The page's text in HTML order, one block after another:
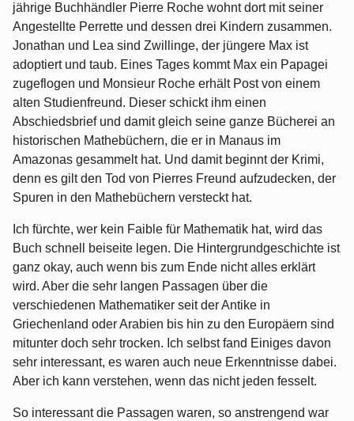
jährige Buchhändler Pierre Roche wohnt dort mit seiner
Angestellte Perrette und dessen drei Kindern zusammen.
Jonathan und Lea sind Zwillinge, der jüngere Max ist
adoptiert und taub. Eines Tages kommt Max ein Papagei
zugeflogen und Monsieur Roche erhält Post von einem
alten Studienfreund. Dieser schickt ihm einen
Abschiedsbrief und damit gleich seine ganze Bücherei an
historischen Mathebüchern, die er in Manaus im
Amazonas gesammelt hat. Und damit beginnt der Krimi,
denn es gilt den Tod von Pierres Freund aufzudecken, der
Spuren in den Mathebüchern versteckt hat.
Ich fürchte, wer kein Faible für Mathematik hat, wird das
Buch schnell beiseite legen. Die Hintergrundgeschichte ist
ganz okay, auch wenn bis zum Ende nicht alles erklärt
wird. Aber die sehr langen Passagen über die
verschiedenen Mathematiker seit der Antike in
Griechenland oder Arabien bis hin zu den Europäern sind
mitunter doch sehr trocken. Ich selbst fand Einiges davon
sehr interessant, es waren auch neue Erkenntnisse dabei.
Aber ich kann verstehen, wenn das nicht jeden fesselt.
So interessant die Passagen waren, so anstrengend war